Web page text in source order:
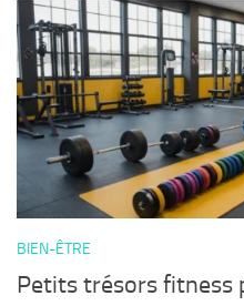
BIEN-ÊTRE
Petits trésors fitness